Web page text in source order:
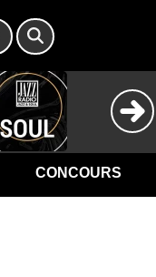
CONCOURS